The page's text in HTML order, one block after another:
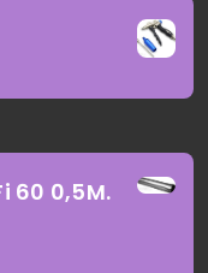
60 0,5M.